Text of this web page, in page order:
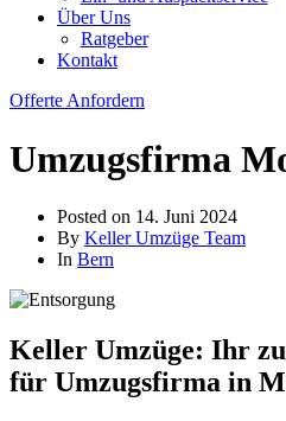
Über Uns
Ratgeber
Kontakt
Offerte Anfordern
Umzugsfirma
Posted on 14. Juni 2024
By Keller Umzüge Team
In Bern
Keller Umzüge: Ihr
für Umzugsfirma in